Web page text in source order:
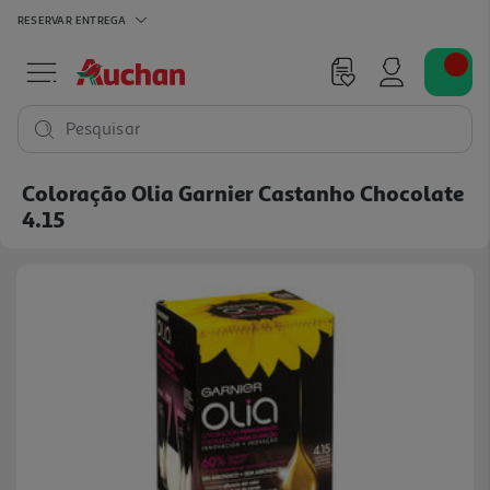
RESERVAR ENTREGA
Pesquisar
Coloração Olia Garnier Castanho Chocolate
4.15